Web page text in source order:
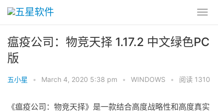
瘟疫公司：物竞天择 1.17.2 中文绿色PC
版
五小星 • March 4, 2020 5:38 pm • WINDOWS • 阅读 1310
《瘟疫公司：物竞天择》是一款结合高度战略性和高度真实